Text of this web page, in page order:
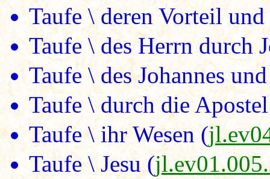
Taufe \ deren Vorteil
Taufe \ des Herrn durch
Taufe \ des Johannes
Taufe \ durch die
Taufe \ ihr Wesen (
Taufe \ Jesu (